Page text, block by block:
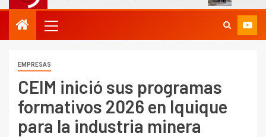
EMPRESAS
CEIM inició sus programas
formativos 2026 en Iquique
para la industria minera